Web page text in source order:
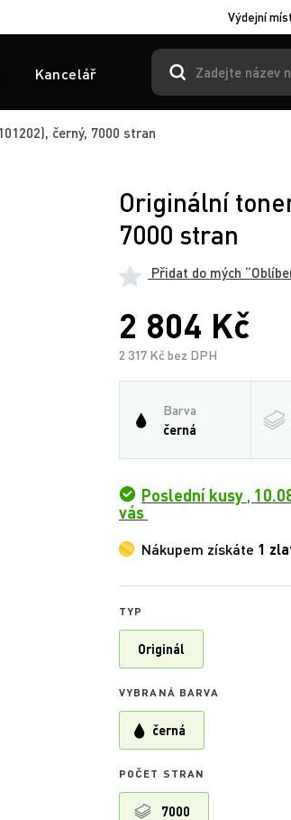
Výdejní
Kancelář
černý, 7000 stran
Originální
7000 stran
Přidat do mých
2 804 Kč
2 317 Kč bez DPH
Barva
černá
Poslední kusy ,
vás
Nákupem získáte 1
TYP
Originál
VYBRANÁ BARVA
černá
POČET STRAN
7000